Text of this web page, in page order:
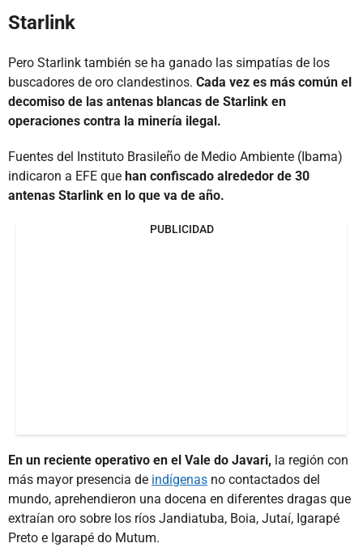
Starlink
Pero Starlink también se ha ganado las simpatías de los
buscadores de oro clandestinos. Cada vez es más común el
decomiso de las antenas blancas de Starlink en
operaciones contra la minería ilegal.
Fuentes del Instituto Brasileño de Medio Ambiente (Ibama)
indicaron a EFE que han confiscado alrededor de 30
antenas Starlink en lo que va de año.
PUBLICIDAD
En un reciente operativo en el Vale do Javari, la región con
más mayor presencia de indígenas no contactados del
mundo, aprehendieron una docena en diferentes dragas que
extraían oro sobre los ríos Jandiatuba, Boia, Jutaí, Igarapé
Preto e Igarapé do Mutum.